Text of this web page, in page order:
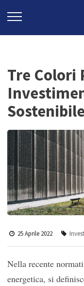
Tre Colori
Sostenibile
25 Aprile 2022
Nella recente
energetica, si